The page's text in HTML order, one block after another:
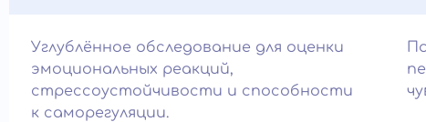
Углублённое обследование для оценки
эмоциональных реакций,
стрессоустойчивости и способности
к саморегуляции.